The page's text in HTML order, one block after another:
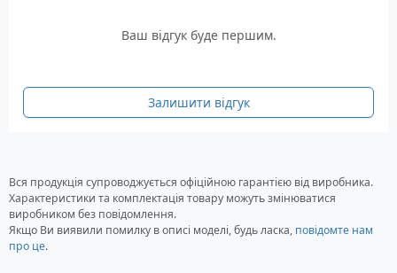
Ваш відгук буде першим.
Залишити відгук
Вся продукція супроводжується офіційною гарантією від виробника.
Характеристики та комплектація товару можуть змінюватися
виробником без повідомлення.
Якщо Ви виявили помилку в описі моделі, будь ласка, повідомте нам
про це.